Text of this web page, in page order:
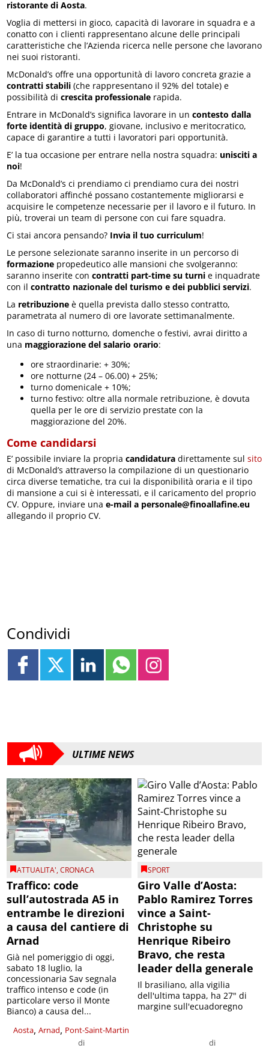
ristorante di Aosta.
Voglia di mettersi in gioco, capacità di lavorare in squadra e a
conatto con i clienti rappresentano alcune delle principali
caratteristiche che l’Azienda ricerca nelle persone che lavorano
nei suoi ristoranti.
McDonald’s offre una opportunità di lavoro concreta grazie a
contratti stabili(che rappresentano il 92% del totale) e
possibilità dicrescita professionale rapida.
Entrare in McDonald’s significa lavorare in uncontesto dalla
forte identità di gruppo, giovane, inclusivo e meritocratico,
capace di garantire a tutti i lavoratori pari opportunità.
E’ la tua occasione per entrare nella nostra squadra: unisciti a
noi!
Da McDonald’s ci prendiamo ci prendiamo cura dei nostri
collaboratori affinché possano costantemente migliorarsi e
acquisire le competenze necessarie per il lavoro e il futuro. In
più, troverai un team di persone con cui fare squadra.
Ci stai ancora pensando? Invia il tuo curriculum!
Le persone selezionate saranno inserite in un percorso di
formazione propedeutico alle mansioni che svolgeranno:
saranno inserite concontratti part-time su turni e inquadrate
con il contratto nazionale del turismo e dei pubblici servizi.
La retribuzione è quella prevista dallo stesso contratto,
parametrata al numero di ore lavorate settimanalmente.
In caso di turno notturno, domenche o festivi, avrai diritto a
una maggiorazione del salario orario:
ore straordinarie: + 30%;
ore notturne (24 – 06.00) + 25%;
turno domenicale + 10%;
turno festivo: oltre alla normale retribuzione, è dovuta
quella per le ore di servizio prestate con la
maggiorazione del 20%.
Come candidarsi
E’ possibile inviare la propriacandidatura direttamente sulsito
di McDonald’s attraverso la compilazione di un questionario
circa diverse tematiche, tra cui la disponibilità oraria e il tipo
di mansione a cui si è interessati, e il caricamento del proprio
CV. Oppure, inviare unae-mail a personale@finoallafine.eu
allegando il proprio CV.
Condividi
ULTIME NEWS
ATTUALITA',CRONACA
Traffico: code
sull’autostrada A5 in
entrambe le direzioni
a causa del cantiere di
Arnad
Aosta, Arnad, Pont-Saint-Martin
di
Già nel pomeriggio di oggi,
sabato 18 luglio, la
concessionaria Sav segnala
traffico intenso e code (in
particolare verso il Monte
Bianco) a causa del...
SPORT
Giro Valle d’Aosta:
Pablo Ramirez Torres
vince a Saint-
Christophe su
Henrique Ribeiro
Bravo, che resta
leader della generale
di
Il brasiliano, alla vigilia
dell'ultima tappa, ha 27" di
margine sull'ecuadoregno